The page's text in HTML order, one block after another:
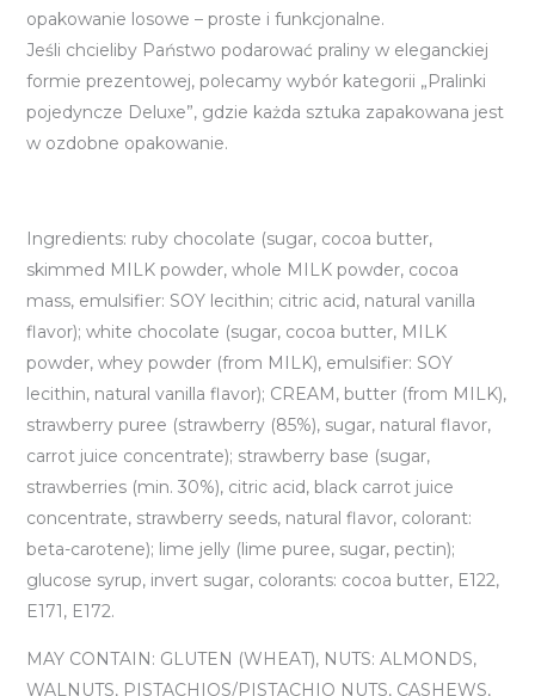
opakowanie losowe – proste i funkcjonalne.
Jeśli chcieliby Państwo podarować praliny w eleganckiej
formie prezentowej, polecamy wybór kategorii „Pralinki
pojedyncze Deluxe”, gdzie każda sztuka zapakowana jest
w ozdobne opakowanie.
Ingredients: ruby chocolate (sugar, cocoa butter,
skimmed MILK powder, whole MILK powder, cocoa
mass, emulsifier: SOY lecithin; citric acid, natural vanilla
flavor); white chocolate (sugar, cocoa butter, MILK
powder, whey powder (from MILK), emulsifier: SOY
lecithin, natural vanilla flavor); CREAM, butter (from MILK),
strawberry puree (strawberry (85%), sugar, natural flavor,
carrot juice concentrate); strawberry base (sugar,
strawberries (min. 30%), citric acid, black carrot juice
concentrate, strawberry seeds, natural flavor, colorant:
beta-carotene); lime jelly (lime puree, sugar, pectin);
glucose syrup, invert sugar, colorants: cocoa butter, E122,
E171, E172.
MAY CONTAIN: GLUTEN (WHEAT), NUTS: ALMONDS,
WALNUTS, PISTACHIOS/PISTACHIO NUTS, CASHEWS,